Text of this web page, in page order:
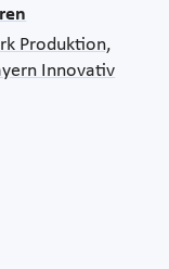
Produktion,
Innovativ